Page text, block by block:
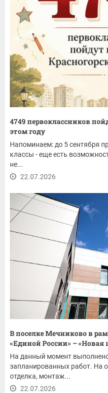
4749 первоклассников
этом году
Напоминаем: до 5 сентября
классы - еще есть
не...
22.07.2026
В поселке Мечниково в
«Единой России» – «Новая
На данный момент
запланированных работ. На
отделка, монтаж...
22.07.2026